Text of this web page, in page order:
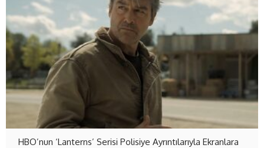
HBO’nun ‘Lanterns’ Serisi Polisiye Ayrıntılarıyla Ekranlara